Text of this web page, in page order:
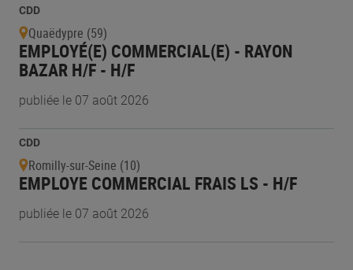
CDD
Quaëdypre (59)
EMPLOYÉ(E) COMMERCIAL(E) - RAYON
BAZAR H/F - H/F
publiée le 07 août 2026
CDD
Romilly-sur-Seine (10)
EMPLOYE COMMERCIAL FRAIS LS - H/F
publiée le 07 août 2026